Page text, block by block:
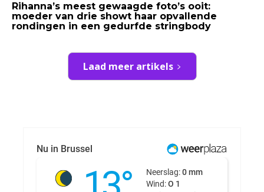
Rihanna’s meest gewaagde foto’s ooit:
moeder van drie showt haar opvallende
rondingen in een gedurfde stringbody
Laad meer artikels